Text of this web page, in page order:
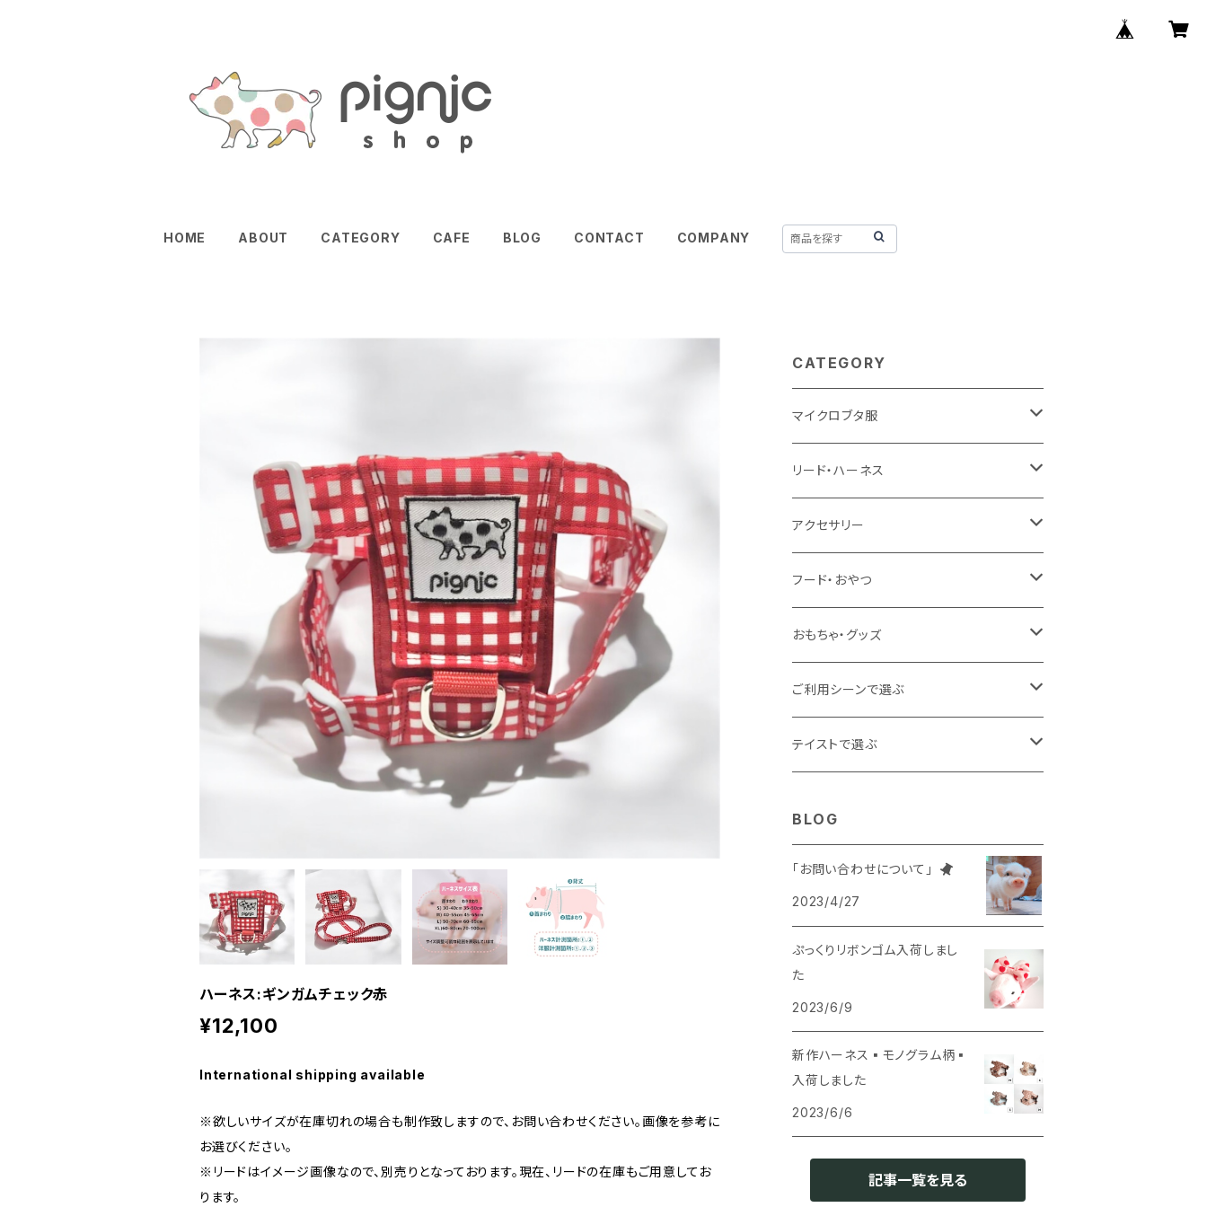
HOME ABOUT CATEGORY CAFE BLOG CONTACT COMPANY
ハーネス:ギンガムチェック赤
¥12,100
International shipping available
※欲しいサイズが在庫切れの場合も制作致しますので、お問い合わせください。画像を参考に
お選びください。
※リードはイメージ画像なので、別売りとなっております。現在、リードの在庫もご用意してお
ります。
CATEGORY
マイクロブタ服
オールシーズン
夏服
冬服
早春、春、秋、初冬
リード・ハーネス
リード
ハーネス
ハーネスサイズS
アクセサリー
リボン
バンダナ
マフラー
フード・おやつ
フード
おやつ
おもちゃ・グッズ
グッズ
ご利用シーンで選ぶ
おうち
はじめてのお迎え
テイストで選ぶ
かわいい
防寒
BLOG
「お問い合わせについて」
2023/4/27
ぷっくりリボンゴム入荷しまし
た
2023/6/9
新作ハーネス▪モノグラム柄▪
入荷しました
2023/6/6
記事一覧を見る